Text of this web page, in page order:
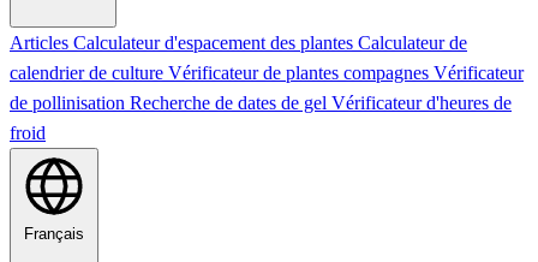
Articles Calculateur d'espacement des plantes Calculateur de
calendrier de culture Vérificateur de plantes compagnes Vérificateur
de pollinisation Recherche de dates de gel Vérificateur d'heures de
froid
Français